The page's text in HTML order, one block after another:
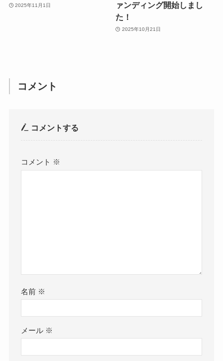
2025年11月1日
ァンディング開始しまし
た！
2025年10月21日
コメント
コメントする
コメント ※
名前 ※
メール ※